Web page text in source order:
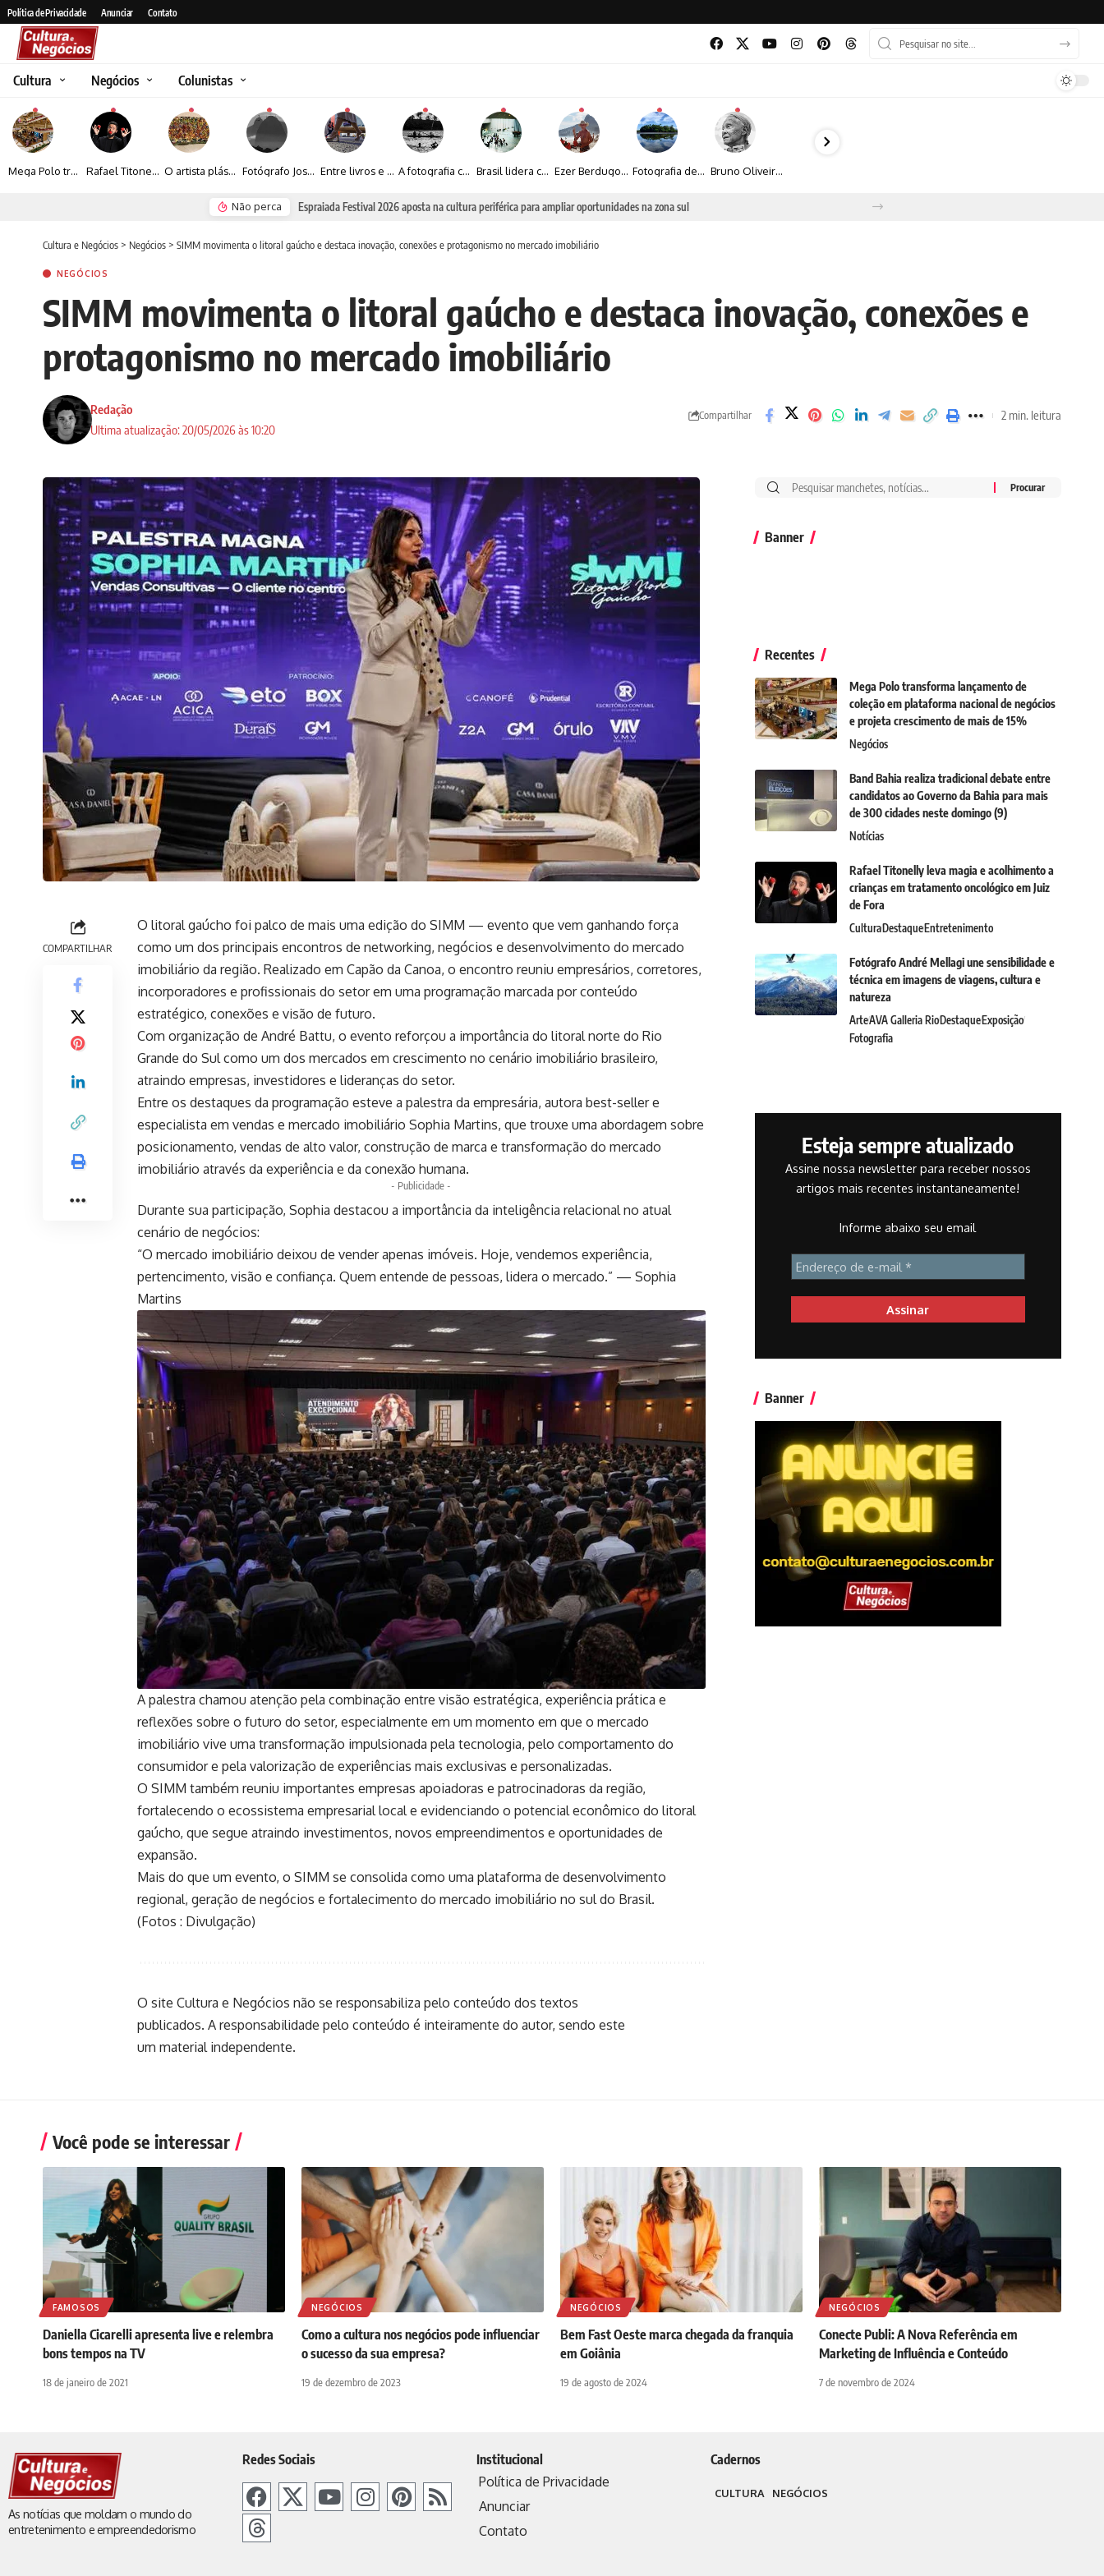
Política de Privacidade Anunciar Contato
Cultura Negócios Colunistas
Mega Polo transforma lançamento de coleção em plataforma nacional de negócios e projeta crescimento de mais de 15% Rafael Titonelly leva magia e acolhimento a crianças em tratamento oncológico em Juiz de Fora O artista plástico Jorge Luiz transforma sustentabilidade e criatividade em arte contemporânea Fotógrafo José Roberto apresenta um olhar sensível sobre arquitetura, formas e luz na fotografia Entre livros e fotografia autoral, Sebastião Reis consolida uma trajetória marcada pelo olhar artístico A fotografia contemporânea de Cynthia Feyh Jappur entre luz, movimento e arte Brasil lidera crescimento entre os 15 maiores mercados globais de viagens corporativas Ezer Berdugo transforma experiências multiculturais e memórias em narrativas visuais por meio da fotografia Fotografia de Fátima Carlini transforma paisagens naturais em experiências de contemplação Bruno Oliveira retrata o cotidiano urbano por meio da fotografia em preto e branco
Não perca Espraiada Festival 2026 aposta na cultura periférica para ampliar oportunidades na zona sul
Cultura e Negócios > Negócios > SIMM movimenta o litoral gaúcho e destaca inovação, conexões e protagonismo no mercado imobiliário
NEGÓCIOS
SIMM movimenta o litoral gaúcho e destaca inovação, conexões e
protagonismo no mercado imobiliário
Ultima atualização: 20/05/2026 às 10:20
Redação Compartilhar 2 min. leitura
COMPARTILHAR
O litoral gaúcho foi palco de mais uma edição do SIMM — evento que vem ganhando força
como um dos principais encontros de networking, negócios e desenvolvimento do mercado
imobiliário da região. Realizado em Capão da Canoa, o encontro reuniu empresários, corretores,
incorporadores e profissionais do setor em uma programação marcada por conteúdo
estratégico, conexões e visão de futuro.
Com organização de André Battu, o evento reforçou a importância do litoral norte do Rio
Grande do Sul como um dos mercados em crescimento no cenário imobiliário brasileiro,
atraindo empresas, investidores e lideranças do setor.
Entre os destaques da programação esteve a palestra da empresária, autora best-seller e
especialista em vendas e mercado imobiliário Sophia Martins, que trouxe uma abordagem sobre
posicionamento, vendas de alto valor, construção de marca e transformação do mercado
imobiliário através da experiência e da conexão humana.
- Publicidade -
Durante sua participação, Sophia destacou a importância da inteligência relacional no atual
cenário de negócios:
“O mercado imobiliário deixou de vender apenas imóveis. Hoje, vendemos experiência,
pertencimento, visão e confiança. Quem entende de pessoas, lidera o mercado.” — Sophia
Martins
A palestra chamou atenção pela combinação entre visão estratégica, experiência prática e
reflexões sobre o futuro do setor, especialmente em um momento em que o mercado
imobiliário vive uma transformação impulsionada pela tecnologia, pelo comportamento do
consumidor e pela valorização de experiências mais exclusivas e personalizadas.
O SIMM também reuniu importantes empresas apoiadoras e patrocinadoras da região,
fortalecendo o ecossistema empresarial local e evidenciando o potencial econômico do litoral
gaúcho, que segue atraindo investimentos, novos empreendimentos e oportunidades de
expansão.
Mais do que um evento, o SIMM se consolida como uma plataforma de desenvolvimento
regional, geração de negócios e fortalecimento do mercado imobiliário no sul do Brasil.
(Fotos : Divulgação)
O site Cultura e Negócios não se responsabiliza pelo conteúdo dos textos
publicados. A responsabilidade pelo conteúdo é inteiramente do autor, sendo este
um material independente.
Banner
Recentes
Mega Polo transforma lançamento de
coleção em plataforma nacional de negócios
e projeta crescimento de mais de 15%
Negócios
Band Bahia realiza tradicional debate entre
candidatos ao Governo da Bahia para mais
de 300 cidades neste domingo (9)
Notícias
Rafael Titonelly leva magia e acolhimento a
crianças em tratamento oncológico em Juiz
de Fora
CulturaDestaqueEntretenimento
Fotógrafo André Mellagi une sensibilidade e
técnica em imagens de viagens, cultura e
natureza
ArteAVA Galleria RioDestaqueExposição
Fotografia
Esteja sempre atualizado
Assine nossa newsletter para receber nossos
artigos mais recentes instantaneamente!
Informe abaixo seu email
Banner
Você pode se interessar
FAMOSOS
Daniella Cicarelli apresenta live e relembra
bons tempos na TV
18 de janeiro de 2021
NEGÓCIOS
Como a cultura nos negócios pode influenciar
o sucesso da sua empresa?
19 de dezembro de 2023
NEGÓCIOS
Bem Fast Oeste marca chegada da franquia
em Goiânia
19 de agosto de 2024
NEGÓCIOS
Conecte Publi: A Nova Referência em
Marketing de Influência e Conteúdo
7 de novembro de 2024
As notícias que moldam o mundo do
entretenimento e empreendedorismo
Redes Sociais
Institucional
Política de Privacidade
Anunciar
Contato
Cadernos
CULTURA NEGÓCIOS